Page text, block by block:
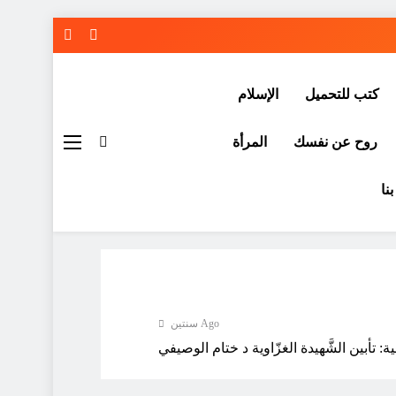
كتب للتحميل الإسلام
روح عن نفسك المرأة
سنتين Ago
تأبين الشَّهيدة الغزّاوية د ختام الوصيفي